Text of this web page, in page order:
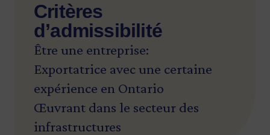
Critères
d’admissibilité
Être une entreprise:
Exportatrice avec une certaine
expérience en Ontario
Œuvrant dans le secteur des
infrastructures